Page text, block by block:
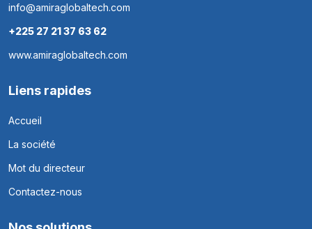
info@amiraglobaltech.com
+225 27 21 37 63 62
www.amiraglobaltech.com
Liens rapides
Accueil
La société
Mot du directeur
Contactez-nous